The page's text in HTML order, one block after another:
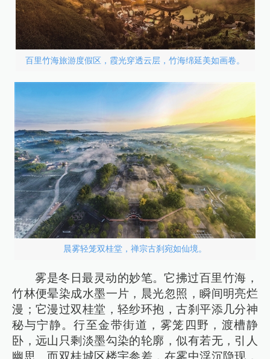
百里竹海旅游度假区，霞光穿透云层，竹海绵延美如画卷。
晨雾轻笼双桂堂，禅宗古刹宛如仙境。
雾是冬日最灵动的妙笔。它拂过百里竹海，
竹林便晕染成水墨一片，晨光忽照，瞬间明亮烂
漫；它漫过双桂堂，轻纱环抱，古刹平添几分神
秘与宁静。行至金带街道，雾笼四野，渡槽静
卧，远山只剩淡墨勾染的轮廓，似有若无，引人
幽思。而双桂城区楼宇参差，在雾中浮沉隐现，